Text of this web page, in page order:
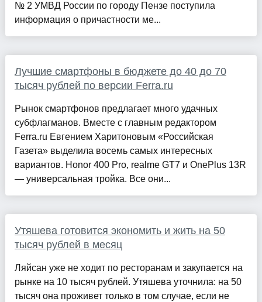
№ 2 УМВД России по городу Пензе поступила
информация о причастности ме...
Лучшие смартфоны в бюджете до 40 до 70
тысяч рублей по версии Ferra.ru
Рынок смартфонов предлагает много удачных
субфлагманов. Вместе с главным редактором
Ferra.ru Евгением Харитоновым «Российская
Газета» выделила восемь самых интересных
вариантов. Honor 400 Pro, realme GT7 и OnePlus 13R
— универсальная тройка. Все они...
Утяшева готовится экономить и жить на 50
тысяч рублей в месяц
Ляйсан уже не ходит по ресторанам и закупается на
рынке на 10 тысяч рублей. Утяшева уточнила: на 50
тысяч она проживет только в том случае, если не